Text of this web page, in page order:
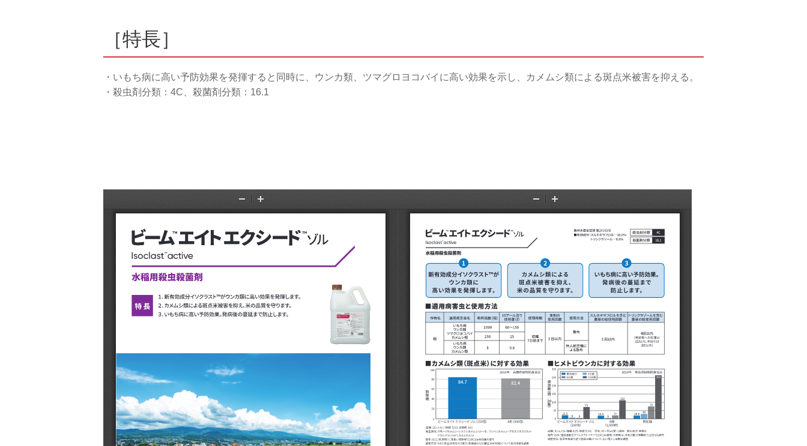
［特長］
・いもち病に高い予防効果を発揮すると同時に、ウンカ類、ツマグロヨコバイに高い効果を示し、カメムシ類による斑点米被害を抑える。
・殺虫剤分類：4C、殺菌剤分類：16.1